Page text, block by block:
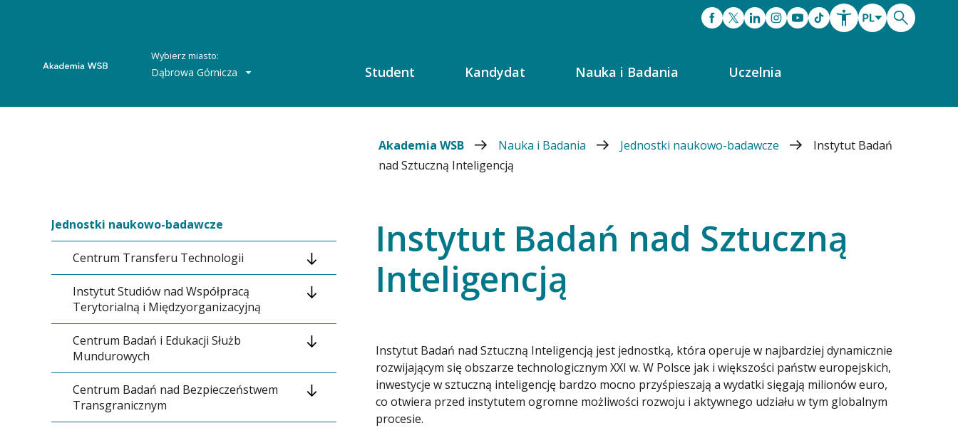
Wybierz miasto:
Dąbrowa Górnicza Student Kandydat Nauka i Badania Uczelnia
Akademia WSB Nauka i Badania Jednostki naukowo-badawcze
Instytut Badań
nad Sztuczną Inteligencją
Jednostki naukowo-badawcze
Centrum Transferu Technologii
Kontakt
Projekty
Instytut Studiów nad Współpracą
Terytorialną i Międzyorganizacyjną
Kontakt
Centrum Badań i Edukacji Służb
Mundurowych
Kontakt
Centrum Badań nad Bezpieczeństwem
Transgranicznym
Instytut Badań nad Sztuczną
Inteligencją
Instytut Badań nad Sztuczną Inteligencją jest jednostką, która operuje w najbardziej dynamicznie
rozwijającym się obszarze technologicznym XXI w. W Polsce jak i większości państw europejskich,
inwestycje w sztuczną inteligencję bardzo mocno przyśpieszają a wydatki sięgają milionów euro,
co otwiera przed instytutem ogromne możliwości rozwoju i aktywnego udziału w tym globalnym
procesie.